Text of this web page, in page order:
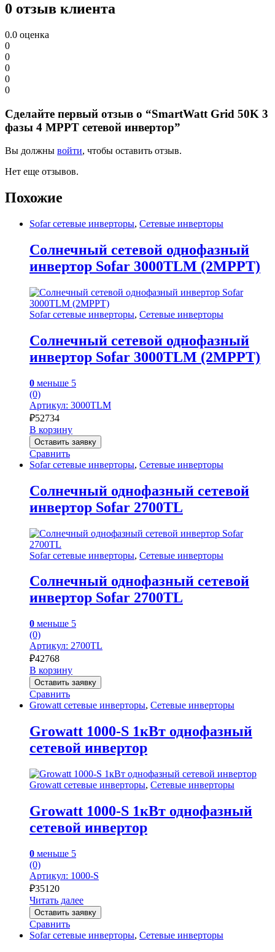
0 отзыв клиента
0.0 оценка
0
0
0
0
0
Сделайте первый отзыв о “SmartWatt Grid 50K 3
фазы 4 MPPT сетевой инвертор”
Вы должны войти, чтобы оставить отзыв.
Нет еще отзывов.
Похожие
Sofar сетевые инверторы, Сетевые инверторы
Солнечный сетевой однофазный
инвертор Sofar 3000TLM (2MPPT)
Sofar сетевые инверторы, Сетевые инверторы
Солнечный сетевой однофазный
инвертор Sofar 3000TLM (2MPPT)
0 меньше 5
(0)
Артикул: 3000TLM
₽52734
В корзину
Оставить заявку
Сравнить
Sofar сетевые инверторы, Сетевые инверторы
Солнечный однофазный сетевой
инвертор Sofar 2700TL
Sofar сетевые инверторы, Сетевые инверторы
Солнечный однофазный сетевой
инвертор Sofar 2700TL
0 меньше 5
(0)
Артикул: 2700TL
₽42768
В корзину
Оставить заявку
Сравнить
Growatt сетевые инверторы, Сетевые инверторы
Growatt 1000-S 1кВт однофазный
сетевой инвертор
Growatt сетевые инверторы, Сетевые инверторы
Growatt 1000-S 1кВт однофазный
сетевой инвертор
0 меньше 5
(0)
Артикул: 1000-S
₽35120
Читать далее
Оставить заявку
Сравнить
Sofar сетевые инверторы, Сетевые инверторы